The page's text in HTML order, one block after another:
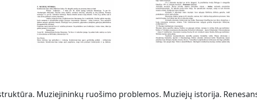
Muziejininkų ruošimo problemos. Muziejų istorija.